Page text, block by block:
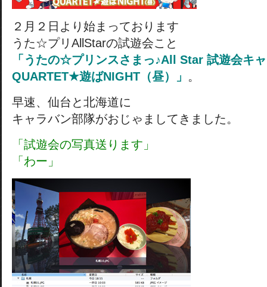
２月２日より始まっております
うた☆プリAllStarの試遊会こと
「うたの☆プリンスさまっ♪All Star 試遊会キ
QUARTET★遊ばNIGHT（昼）」 。
早速、仙台と北海道に
キャラバン部隊がおじゃましてきました。
「試遊会の写真送ります」
「わー」